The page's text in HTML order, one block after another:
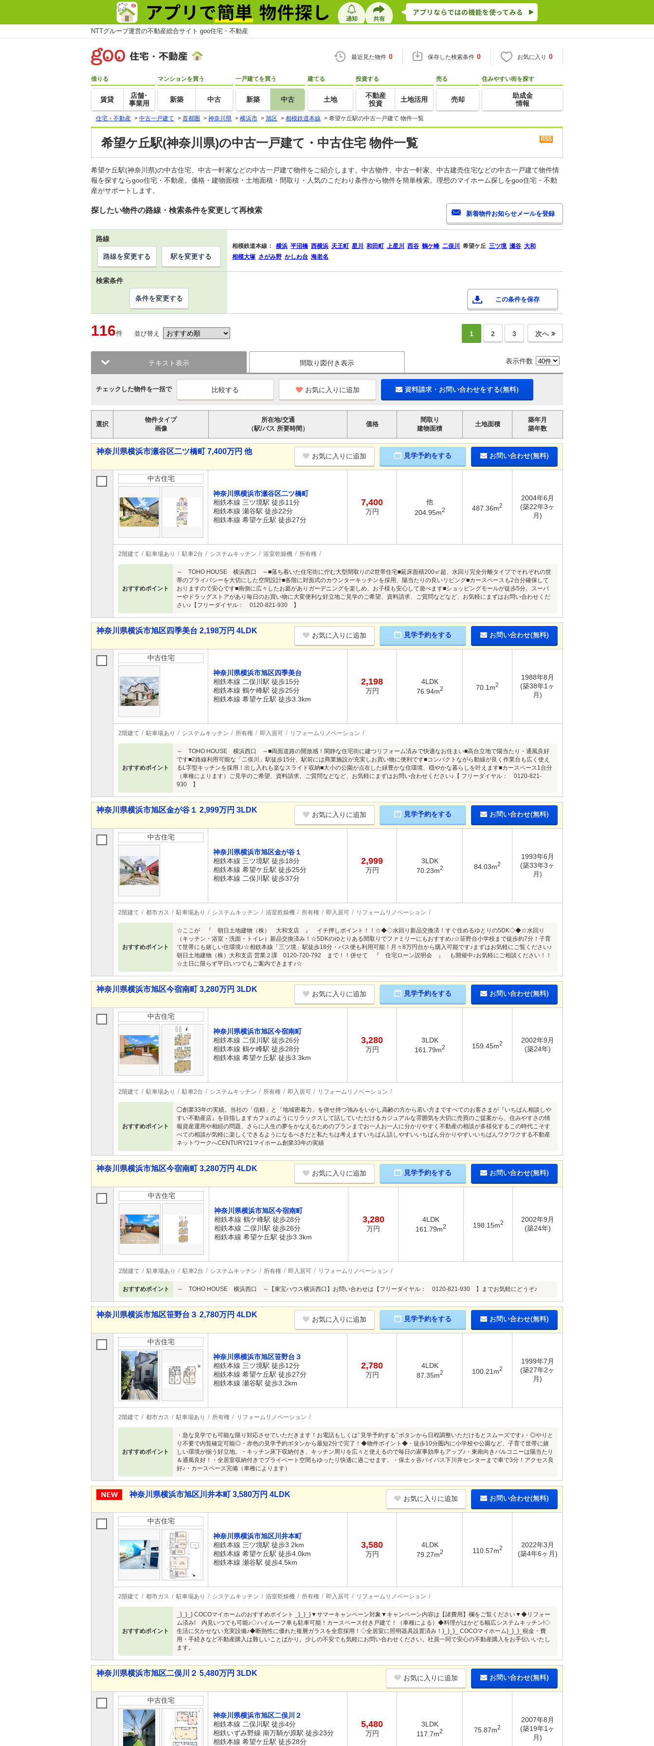
NTTグループ運営の不動産総合サイト goo住宅・不動産
最近見た物件 0 保存した検索条件 0 お気に入り 0
借りる
賃貸
店舗･
事業用
マンションを買う
新築 中古
一戸建てを買う
新築 中古
建てる
土地
投資する
不動産
投資
土地活用
売る
売却
住みやすい街を探す
助成金
情報
住宅・不動産 > 中古一戸建て > 首都圏 > 神奈川県 > 横浜市 > 旭区 > 相模鉄道本線 > 希望ケ丘駅の中古一戸建て 物件一覧
希望ケ丘駅(神奈川県)の中古一戸建て・中古住宅 物件一覧
希望ケ丘駅(神奈川県)の中古住宅、中古一軒家などの中古一戸建て物件をご紹介します。中古物件、中古一軒家、中古建売住宅などの中古一戸建て物件情
報を探すならgoo住宅・不動産。価格・建物面積・土地面積・間取り・人気のこだわり条件から物件を簡単検索。理想のマイホーム探しをgoo住宅・不動
産がサポートします。
探したい物件の路線・検索条件を変更して再検索
路線
相模鉄道本線： 横浜 平沼橋 西横浜 天王町 星川 和田町 上星川 西谷 鶴ケ峰 二俣川 希望ケ丘 三ツ境 瀬谷 大和
相模大塚 さがみ野 かしわ台 海老名
路線を変更する 駅を変更する
検索条件
この条件を保存
条件を変更する
116件 並び替え 1 2 3 次へ
テキスト表示 間取り図付き表示 表示件数
チェックした物件を一括で お気に入りに追加 資料請求・お問い合わせをする(無料)
選択
物件タイプ
画像
所在地/交通
（駅/バス 所要時間）
価格
間取り
建物面積
土地面積
築年月
築年数
神奈川県横浜市瀬谷区二ツ橋町 7,400万円 他
お気に入りに追加 見学予約をする お問い合わせ(無料)
中古住宅
神奈川県横浜市瀬谷区二ツ橋町
相鉄本線 三ツ境駅 徒歩11分
相鉄本線 瀬谷駅 徒歩22分
相鉄本線 希望ケ丘駅 徒歩27分
7,400
万円
他
204.95m2 487.36m2
2004年6月
(築22年3ヶ
月)
2階建て 駐車場あり 駐車2台 システムキッチン 浴室乾燥機 所有権
おすすめポイント
～ TOHO HOUSE 横浜西口 ～■落ち着いた住宅街に佇む大型間取りの2世帯住宅■延床面積200㎡超、水回り完全分離タイプでそれぞれの世
帯のプライバシーを大切にした空間設計■各階に対面式のカウンターキッチンを採用、陽当たりの良いリビング■カースペースも2台分確保して
おりますので安心です■南側に広々したお庭がありガーデニングを楽しめ、お子様も安心して遊べます■ショッピングモールが徒歩5分、スーパ
ーやドラッグストアがあり毎日のお買い物に大変便利な好立地ご見学のご希望、資料請求、ご質問などなど、お気軽にまずはお問い合わせくだ
さい♪【フリーダイヤル： 0120-821-930 】
神奈川県横浜市旭区四季美台 2,198万円 4LDK
お気に入りに追加 見学予約をする お問い合わせ(無料)
中古住宅
神奈川県横浜市旭区四季美台
相鉄本線 二俣川駅 徒歩15分
相鉄本線 鶴ケ峰駅 徒歩25分
相鉄本線 希望ケ丘駅 徒歩3.3km
2,198
万円
4LDK
76.94m2 70.1m2
1988年8月
(築38年1ヶ
月)
2階建て 駐車場あり システムキッチン 所有権 即入居可 リフォームリノベーション
おすすめポイント
～ TOHO HOUSE 横浜西口 ～■両面道路の開放感！閑静な住宅街に建つリフォーム済みで快適なお住まい■高台立地で陽当たり・通風良好
です■2路線利用可能な「二俣川」駅徒歩15分、駅前には商業施設が充実しお買い物に便利です■コンパクトながら動線が良く作業台も広く使え
るL字型キッチンを採用！出し入れも楽なスライド収納■大小の公園が点在した緑豊かな住環境、穏やかな暮らしを叶えます■カースペース1台分
（車種によります）ご見学のご希望、資料請求、ご質問などなど、お気軽にまずはお問い合わせください♪【 フリーダイヤル： 0120-821-
930 】
神奈川県横浜市旭区金が谷１ 2,999万円 3LDK
お気に入りに追加 見学予約をする お問い合わせ(無料)
中古住宅
神奈川県横浜市旭区金が谷１
相鉄本線 三ツ境駅 徒歩18分
相鉄本線 希望ケ丘駅 徒歩25分
相鉄本線 二俣川駅 徒歩37分
2,999
万円
3LDK
70.23m2 84.03m2
1993年6月
(築33年3ヶ
月)
2階建て 都市ガス 駐車場あり システムキッチン 浴室乾燥機 所有権 即入居可 リフォームリノベーション
おすすめポイント
☆ここが 『 朝日土地建物（株） 大和支店 』 イチ押しポイント！！☆◆◇水回り新品交換済！すぐ住めるゆとりの5DK◇◆☆水回り
（キッチン・浴室・洗面・トイレ）新品交換済み！☆5DKのゆとりある間取りでファミリーにもおすすめ♪☆笹野台小学校まで徒歩約7分！子育
て世帯にも嬉しい住環境♪☆相鉄本線「三ツ境」駅徒歩18分・バス便も利用可能！月々8万円台から購入可能です♪まずはお気軽にご覧ください♪
朝日土地建物（株）大和支店 営業２課 0120-720-792 まで！！併せて 『 住宅ローン説明会 』 も開催中♪お気軽にご相談ください！！
☆土日に限らず平日いつでもご案内できます♪☆
神奈川県横浜市旭区今宿南町 3,280万円 3LDK
お気に入りに追加 見学予約をする お問い合わせ(無料)
中古住宅
神奈川県横浜市旭区今宿南町
相鉄本線 二俣川駅 徒歩26分
相鉄本線 鶴ケ峰駅 徒歩28分
相鉄本線 希望ケ丘駅 徒歩3.3km
3,280
万円
3LDK
161.79m2 159.45m2
2002年9月
(築24年)
2階建て 駐車場あり 駐車2台 システムキッチン 所有権 即入居可 リフォームリノベーション
おすすめポイント
◯創業33年の実績。当社の「信頼」と「地域密着力」を併せ持つ強みをいかし高齢の方から若い方まですべてのお客さまが『いちばん相談しや
すい不動産店』を目指しますカフェのようにリラックスして話していただけるカジュアルな雰囲気を大切に売買のご提案から、住みやすさの情
報資産運用や相続の問題、さらに人生の夢をかなえるためのプランまでお一人お一人に分かりやすく不動産の相談が多様化するこの時代こそす
べての相談が気軽に楽しくできるようになるべきだと私たちは考えますいちばん話しやすいいちばん分かりやすいいちばんワクワクする不動産
ネットワークへCENTURY21マイホーム創業33年の実績
神奈川県横浜市旭区今宿南町 3,280万円 4LDK
お気に入りに追加 見学予約をする お問い合わせ(無料)
中古住宅
神奈川県横浜市旭区今宿南町
相鉄本線 鶴ケ峰駅 徒歩28分
相鉄本線 二俣川駅 徒歩26分
相鉄本線 希望ケ丘駅 徒歩3.3km
3,280
万円
4LDK
161.79m2 198.15m2
2002年9月
(築24年)
2階建て 駐車場あり 駐車2台 システムキッチン 所有権 即入居可 リフォームリノベーション
おすすめポイント ～ TOHO HOUSE 横浜西口 ～【東宝ハウス横浜西口】お問い合わせは【フリーダイヤル： 0120-821-930 】までお気軽にどうぞ♪
神奈川県横浜市旭区笹野台３ 2,780万円 4LDK
お気に入りに追加 見学予約をする お問い合わせ(無料)
中古住宅
神奈川県横浜市旭区笹野台３
相鉄本線 三ツ境駅 徒歩12分
相鉄本線 希望ケ丘駅 徒歩27分
相鉄本線 瀬谷駅 徒歩3.2km
2,780
万円
4LDK
87.35m2 100.21m2
1999年7月
(築27年2ヶ
月)
2階建て 都市ガス 駐車場あり 所有権 リフォームリノベーション
おすすめポイント
・急な見学でも可能な限り対応させていただきます！お電話もしくは’’見学予約する’’ボタンから日程調整いただけるとスムーズです♪・◎やりと
り不要で内覧確定可能◎・赤色の見学予約ボタンから最短2分で完了！◆物件ポイント◆・徒歩10分圏内に小学校や公園など、子育て世帯に嬉
しい環境が揃う好立地。・キッチン床下収納付き、キッチン周りを広々と使えるので毎日の家事効率もアップ♪・東南向きバルコニーは陽当たり
＆通風良好！・全居室収納付きでプライベート空間もゆったり快適に過ごせます。・保土ヶ谷バイパス下川井センターまで車で3分！アクセス良
好♪・カースペース完備（車種によります）
神奈川県横浜市旭区川井本町 3,580万円 4LDK お気に入りに追加 お問い合わせ(無料)
中古住宅
神奈川県横浜市旭区川井本町
相鉄本線 三ツ境駅 徒歩3.2km
相鉄本線 希望ケ丘駅 徒歩4.0km
相鉄本線 瀬谷駅 徒歩4.5km
3,580
万円
4LDK
79.27m2 110.57m2
2022年3月
(築4年6ヶ月)
2階建て 都市ガス 駐車場あり システムキッチン 浴室乾燥機 所有権 即入居可 リフォームリノベーション
おすすめポイント
_}_}_} COCOマイホームのおすすめポイント _}_}_}▼サマーキャンペーン対象▼キャンペーン内容は【諸費用】欄をご覧ください▼◆リフォー
ム済み! 内見いつでも可能♪◇ハイルーフ車も駐車可能！カースペース付き戸建て！（車種による）◆料理がはかどる幅広システムキッチン!◇
生活に欠かせない充実設備♪◆断熱性に優れた複層ガラスを全窓採用！◇全居室に照明器具設置済み！}_}_}_ COCOマイホーム}_}_}_税金・費
用・手続きなど不動産購入は難しいことばかり。少しの不安でも気軽にお問い合わせください。社員一同で安心の不動産購入をお手伝いいたし
ます。
神奈川県横浜市旭区二俣川２ 5,480万円 3LDK
お気に入りに追加 お問い合わせ(無料)
中古住宅
神奈川県横浜市旭区二俣川２
相鉄本線 二俣川駅 徒歩4分
相鉄いずみ野線 南万騎が原駅 徒歩23分
相鉄本線 希望ケ丘駅 徒歩28分
5,480
万円
3LDK
117.7m2 75.87m2
2007年8月
(築19年1ヶ
月)